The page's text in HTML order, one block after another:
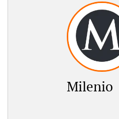
Milenio